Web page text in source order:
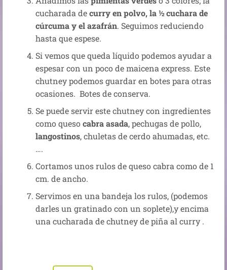
cucharada decurry en polvo, la ½ cuchara de
cúrcuma y el azafrán. Seguimos reduciendo
hasta que espese.
Si vemos que queda líquido podemos ayudar a
espesar con un poco de maicena express. Este
chutney podemos guardar en botes para otras
ocasiones. Botes de conserva.
Se puede servir este chutney con ingredientes
como quesocabra asada, pechugas de pollo,
langostinos, chuletas de cerdo ahumadas, etc.
….
Cortamos unos rulos de queso cabra como de 1
cm. de ancho.
Servimos en una bandeja los rulos, (podemos
darles un gratinado con un soplete),y encima
una cucharada de chutney de piña al curry .